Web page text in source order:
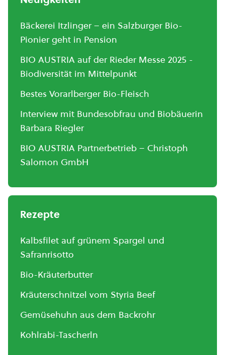
Bäckerei Itzlinger – ein Salzburger Bio-
Pionier geht in Pension
BIO AUSTRIA auf der Rieder Messe 2025 -
Biodiversität im Mittelpunkt
Bestes Vorarlberger Bio-Fleisch
Interview mit Bundesobfrau und Biobäuerin
Barbara Riegler
BIO AUSTRIA Partnerbetrieb – Christoph
Salomon GmbH
Rezepte
Kalbsfilet auf grünem Spargel und
Safranrisotto
Bio-Kräuterbutter
Kräuterschnitzel vom Styria Beef
Gemüsehuhn aus dem Backrohr
Kohlrabi-Tascherln